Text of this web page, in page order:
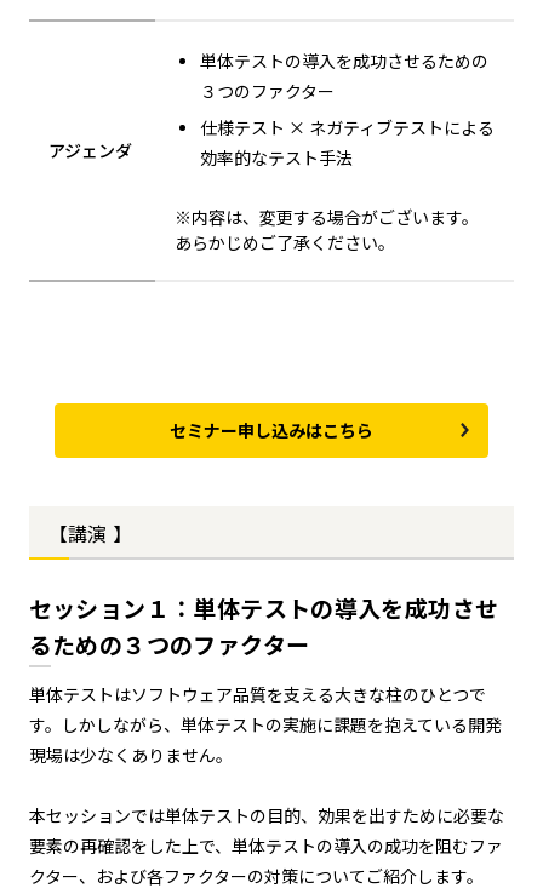
アジェンダ
単体テストの導入を成功させるための
３つのファクター
仕様テスト × ネガティブテストによる
効率的なテスト手法
※内容は、変更する場合がございます。
あらかじめご了承ください。
セミナー申し込みはこちら
【講演 】
セッション１：単体テストの導入を成功させ
るための３つのファクター
単体テストはソフトウェア品質を支える大きな柱のひとつで
す。しかしながら、単体テストの実施に課題を抱えている開発
現場は少なくありません。
本セッションでは単体テストの目的、効果を出すために必要な
要素の再確認をした上で、単体テストの導入の成功を阻むファ
クター、および各ファクターの対策についてご紹介します。